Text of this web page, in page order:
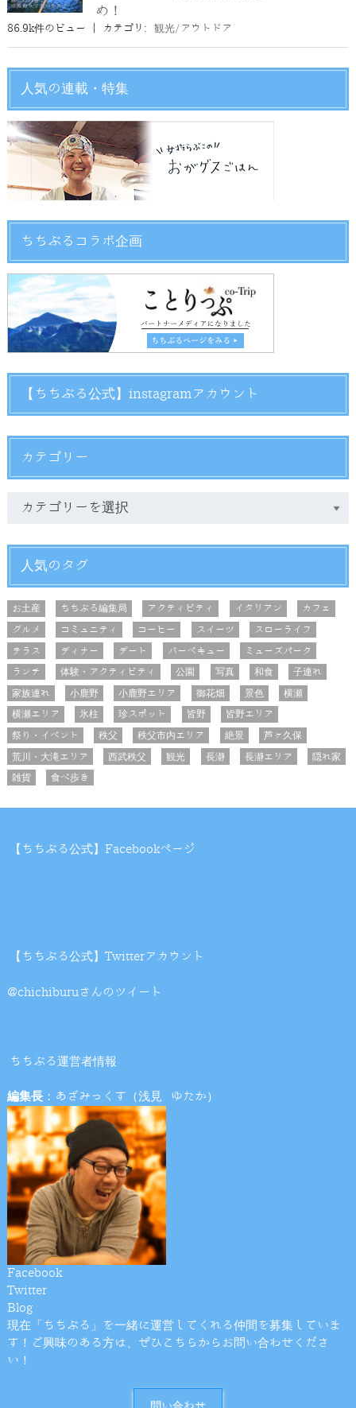
め！
86.9k件のビュー カテゴリ: 観光/アウトドア
人気の連載・特集
ちちぶるコラボ企画
【ちちぶる公式】instagramアカウント
カテゴリー
人気のタグ
お土産 ちちぶる編集局 アクティビティ イタリアン
カフェ
グルメ
コミュニティ コーヒー スイーツ
スローライフ
テラス
ディナー デート バーベキュー
ミューズパーク
ランチ
体験・アクティビティ 公園 写真 和食
子連れ
家族連れ
小鹿野 小鹿野エリア 御花畑 景色
横瀬
横瀬エリア
氷柱 珍スポット 皆野
皆野エリア
祭り・イベント
秩父 秩父市内エリア 絶景
芦ヶ久保
荒川・大滝エリア
西武秩父 観光 長瀞 長瀞エリア
隠れ家
雑貨
食べ歩き
【ちちぶる公式】Facebookページ
【ちちぶる公式】Twitterアカウント
@chichiburuさんのツイート
ちちぶる運営者情報
編集長：あざみっくす（浅見 ゆたか）
Facebook
Twitter
Blog
現在「ちちぶる」を一緒に運営してくれる仲間を募集していま
す！ご興味のある方は、ぜひこちらからお問い合わせくださ
い！